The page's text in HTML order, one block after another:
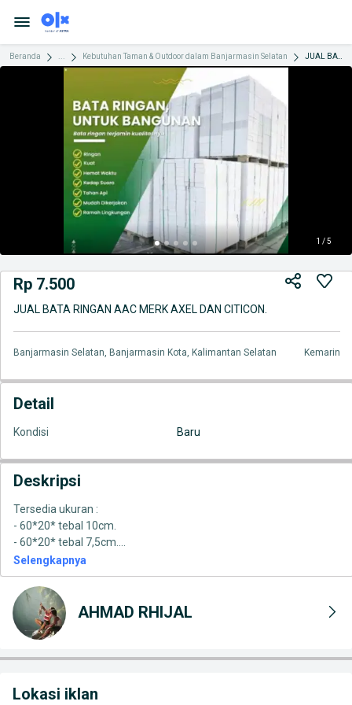
Beranda Kebutuhan Taman & Outdoor dalam Banjarmasin Selatan JUAL BATA RINGAN AAC MERK AXEL DAN CITICON.
1 / 5
Rp 7.500
JUAL BATA RINGAN AAC MERK AXEL DAN CITICON.
Banjarmasin Selatan, Banjarmasin Kota, Kalimantan Selatan Kemarin
Detail
Kondisi Baru
Deskripsi
Tersedia ukuran :
- 60*20* tebal 10cm.
- 60*20* tebal 7,5cm.
Selengkapnya
AHMAD RHIJAL
Lokasi iklan